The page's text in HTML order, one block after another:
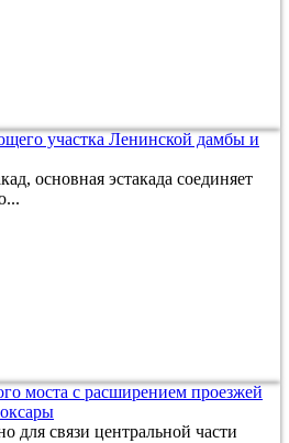
участка Ленинской дамбы и
основная эстакада соединяет
моста с расширением проезжей
для связи центральной части